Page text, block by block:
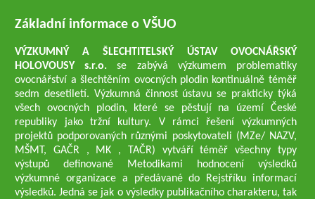
Základní informace o VŠUO
VÝZKUMNÝ A ŠLECHTITELSKÝ ÚSTAV OVOCNÁŘSKÝ
HOLOVOUSY s.r.o.se zabývá výzkumem problematiky
ovocnářství a šlechtěním ovocných plodin kontinuálně téměř
sedm desetiletí. Výzkumná činnost ústavu se prakticky týká
všech ovocných plodin, které se pěstují na území České
republiky jako tržní kultury. V rámci řešení výzkumných
projektů podporovaných různými poskytovateli (MZe/ NAZV,
MŠMT, GAČR , MK , TAČR) vytváří téměř všechny typy
výstupů definované Metodikami hodnocení výsledků
výzkumné organizace a předávané do Rejstříku informací
výsledků. Jedná se jak o výsledky publikačního charakteru, tak